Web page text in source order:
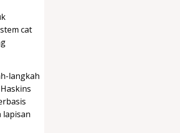
cat
langkah
lapisan